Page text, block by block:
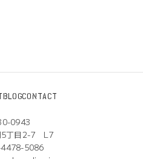
BLOGCONTACT
0943
5丁目2-7 L7
5086